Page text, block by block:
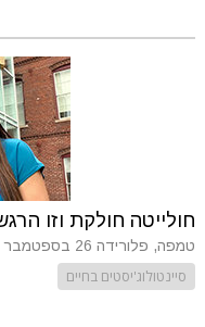
חולייטה חולקת וזו
טמפה, פלורידה 26 בספטמבר 2021
סיינטולוג'יסטים בחיים